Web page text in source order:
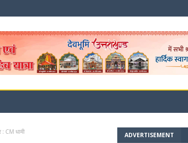
CM धामी ADVERTISEMENT